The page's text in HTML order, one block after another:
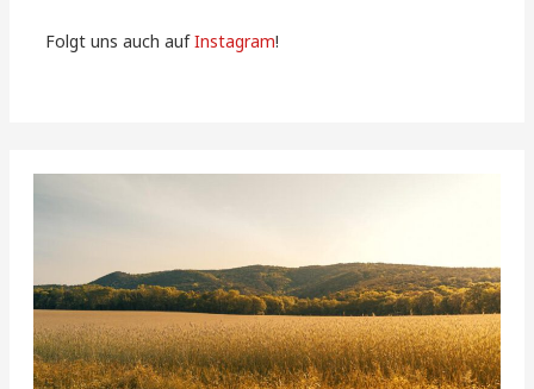
Folgt uns auch aufInstagram!